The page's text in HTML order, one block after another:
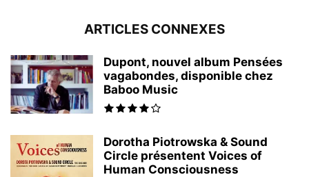
ARTICLES CONNEXES
Dupont, nouvel album Pensées
vagabondes, disponible chez
Baboo Music
Dorotha Piotrowska & Sound
Circle présentent Voices of
Human Consciousness